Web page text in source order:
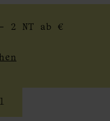
2 NT ab €